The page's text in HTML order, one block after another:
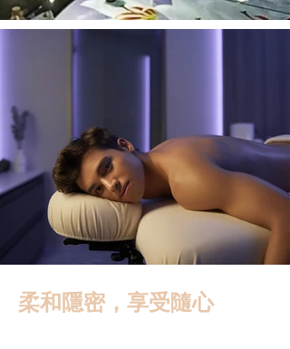
柔和隱密，享受隨心